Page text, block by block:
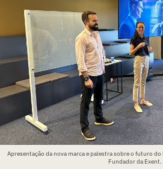
Apresentação da nova marca e palestra sobre o futuro
Fundador da Exent.